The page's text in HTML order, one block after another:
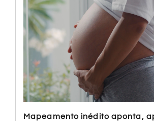
Mapeamento inédito aponta,